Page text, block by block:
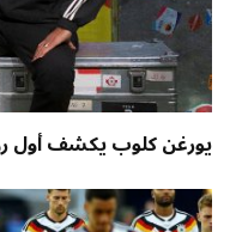
يورغن كلوب يكشف أول